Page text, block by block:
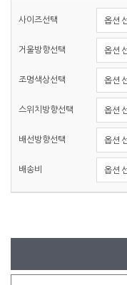
사이즈선택
거울방향선택
조명색상선택
스위치방향선택
배선방향선택
배송비